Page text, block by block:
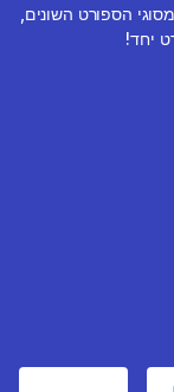
הספורט השונים,